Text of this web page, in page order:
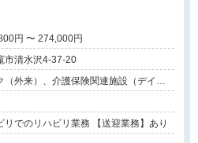
月給 182,800円 〜 274,000円
市清水沢4-37-20
（外来）、介護保険関連施設（デイケ
リでのリハビリ業務 【送迎業務】あり